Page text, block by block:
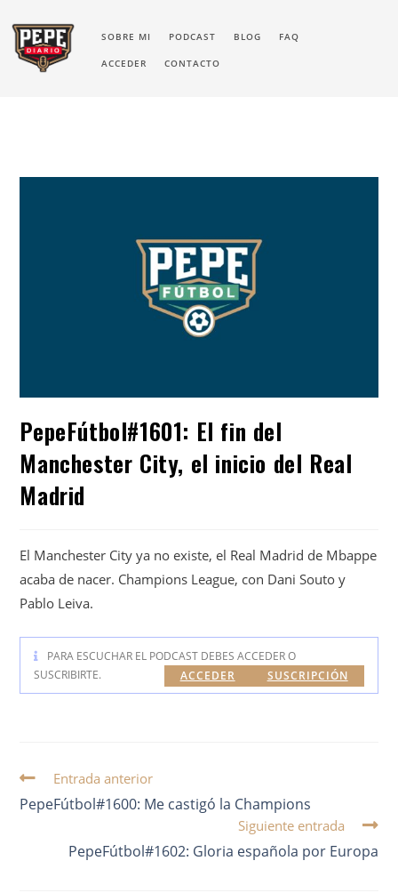
SOBRE MI PODCAST BLOG FAQ
ACCEDER CONTACTO
PepeFútbol#1601: El fin del
Manchester City, el inicio del Real
Madrid
El Manchester City ya no existe, el Real Madrid de Mbappe
acaba de nacer. Champions League, con Dani Souto y
Pablo Leiva.
PARA ESCUCHAR EL PODCAST DEBES ACCEDER O
SUSCRIBIRTE.
SUSCRIPCIÓN
ACCEDER
Entrada anterior
PepeFútbol#1600: Me castigó la Champions
Siguiente entrada
PepeFútbol#1602: Gloria española por Europa